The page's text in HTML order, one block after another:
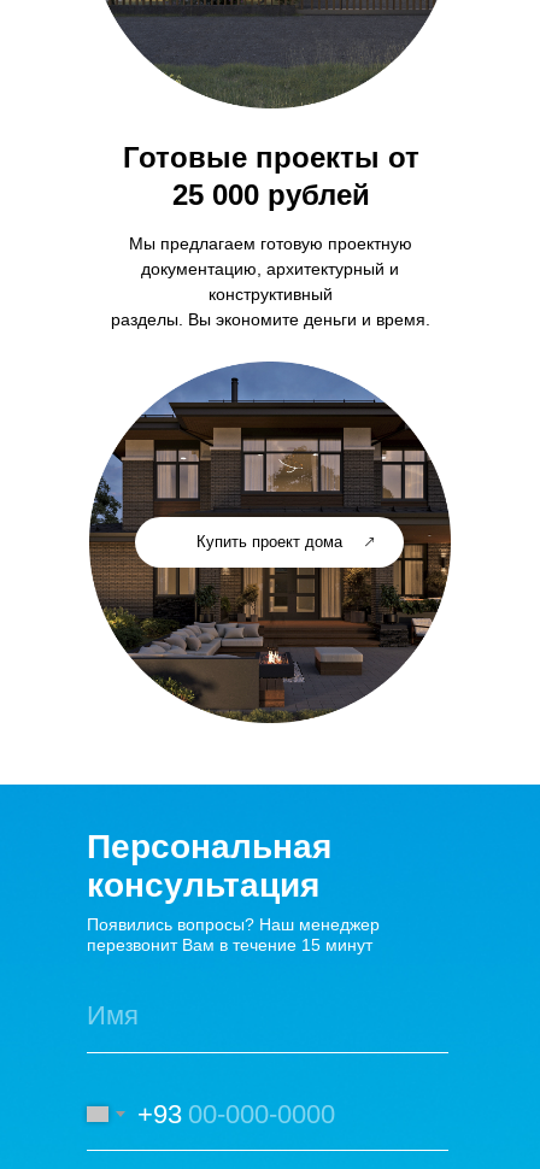
Купить проект дома
Готовые проекты от
25 000 рублей
Мы предлагаем готовую проектную
документацию, архитектурный и
конструктивный
разделы. Вы экономите деньги и время.
Персональная
консультация
Появились вопросы? Наш менеджер
перезвонит Вам в течение 15 минут
+93